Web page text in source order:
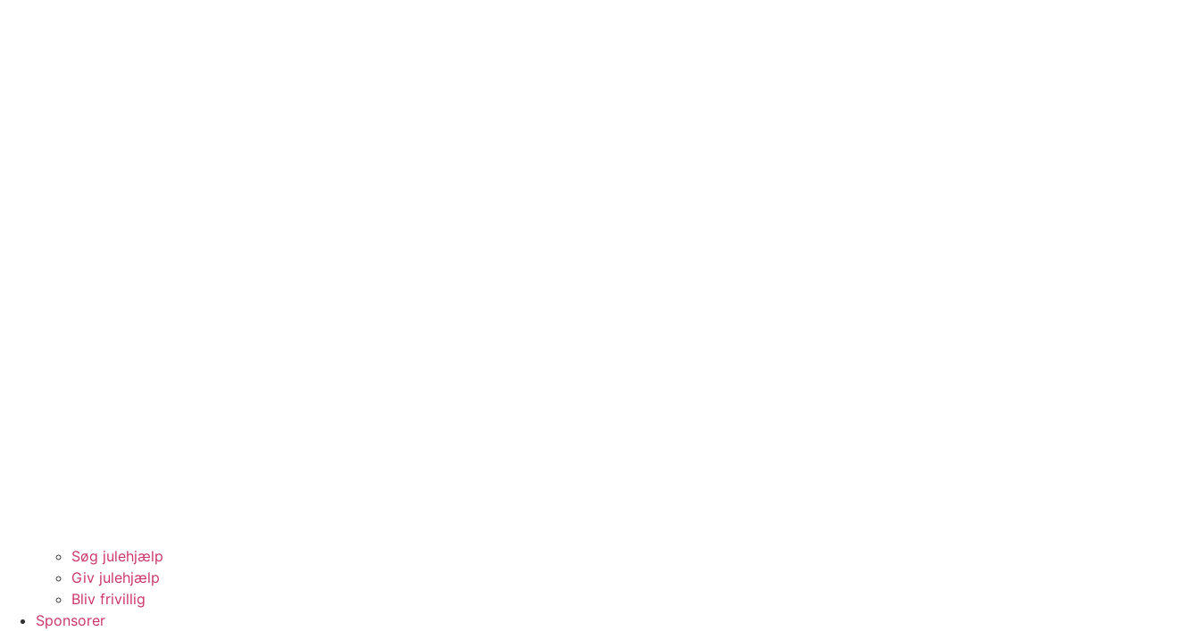
Søg julehjælp
Giv julehjælp
Bliv frivillig
Sponsorer